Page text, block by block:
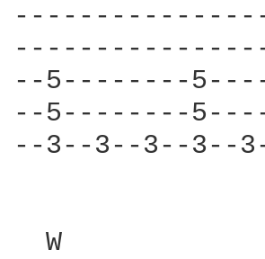
--5--------
--5--------
--3--3--3--